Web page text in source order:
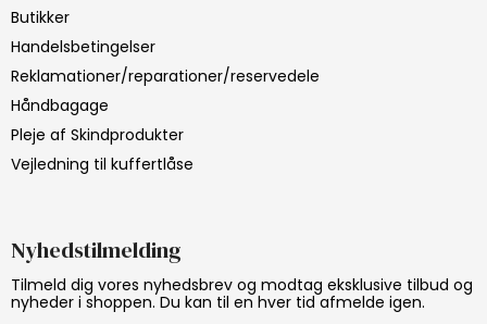
Butikker
Handelsbetingelser
Reklamationer/reparationer/reservedele
Håndbagage
Pleje af Skindprodukter
Vejledning til kuffertlåse
Nyhedstilmelding
Tilmeld dig vores nyhedsbrev og modtag eksklusive tilbud og
nyheder i shoppen. Du kan til en hver tid afmelde igen.